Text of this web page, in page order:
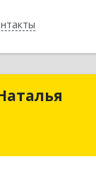
Наталья